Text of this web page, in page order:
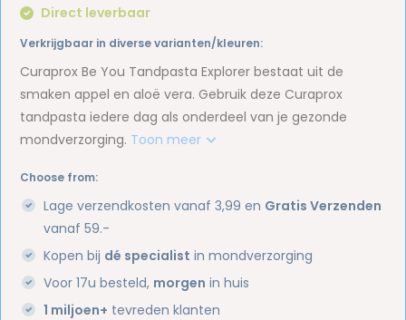
Direct leverbaar
Verkrijgbaar in diverse varianten/kleuren:
Curaprox Be You Tandpasta Explorer bestaat uit de
smaken appel en aloë vera. Gebruik deze Curaprox
tandpasta iedere dag als onderdeel van je gezonde
mondverzorging. Toon meer
Choose from:
Lage verzendkosten vanaf 3,99 en Gratis Verzenden
vanaf 59.-
Kopen bij dé specialist in mondverzorging
Voor 17u besteld, morgen in huis
1 miljoen+ tevreden klanten